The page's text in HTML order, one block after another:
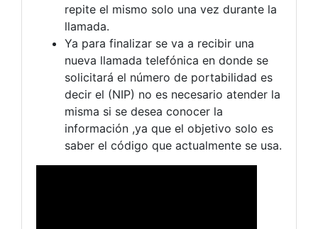
repite el mismo solo una vez durante la
llamada.
Ya para finalizar se va a recibir una
nueva llamada telefónica en donde se
solicitará el número de portabilidad es
decir el (NIP) no es necesario atender la
misma si se desea conocer la
información ,ya que el objetivo solo es
saber el código que actualmente se usa.